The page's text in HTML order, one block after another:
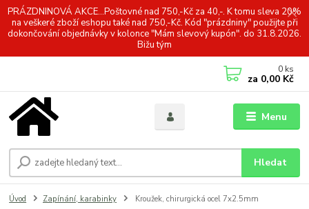
PRÁZDNINOVÁ AKCE...Poštovné nad 750,-Kč za 40,-. K tomu sleva 20%
na veškeré zboží eshopu také nad 750,-Kč. Kód "prázdniny" použijte při
dokončování objednávky v kolonce "Mám slevový kupón". do 31.8.2026.
Bižu tým
Menu
Hledat
0 ks
za 0,00 Kč
Úvod Zapínání, karabinky Kroužek, chirurgická ocel 7x2.5mm